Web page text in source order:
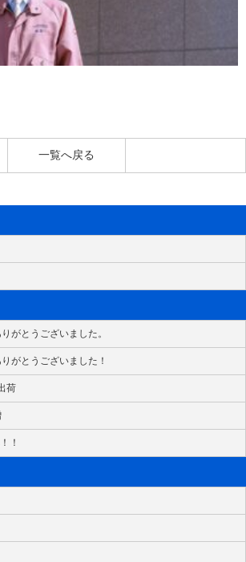
一覧へ戻る
がとうございました。
がとうございました！
荷
！